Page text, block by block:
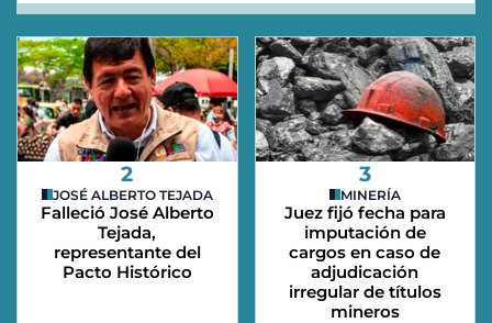
2
JOSÉ ALBERTO TEJADA
Falleció José Alberto
Tejada,
representante del
Pacto Histórico
3
MINERÍA
Juez fijó fecha para
imputación de
cargos en caso de
adjudicación
irregular de títulos
mineros